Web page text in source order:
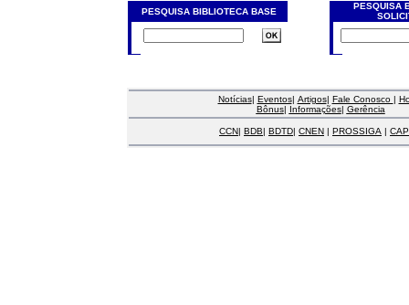
PESQUISA BIBLIOTECA BASE
PESQUISA
Notícias| Eventos| Artigos| Fale Conosco |
Bônus| Informações| Gerência
CCN| BDB| BDTD| CNEN | PROSSIGA |